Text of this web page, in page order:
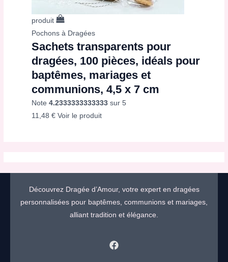
produit
Pochons à Dragées
Sachets transparents pour
dragées, 100 pièces, idéals pour
baptêmes, mariages et
communions, 4,5 x 7 cm
Note4.2333333333333 sur 5
11,48€ Voir le produit
Découvrez Dragée d’Amour, votre expert en dragées
personnalisées pour baptêmes, communions et mariages,
alliant tradition et élégance.